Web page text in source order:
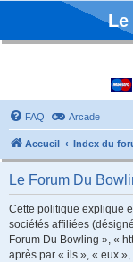
Le
FAQ Arcade
Accueil Index du
Le Forum Du
Cette politique explique
sociétés affiliées
Forum Du Bowling », «
après par « ils », « eux